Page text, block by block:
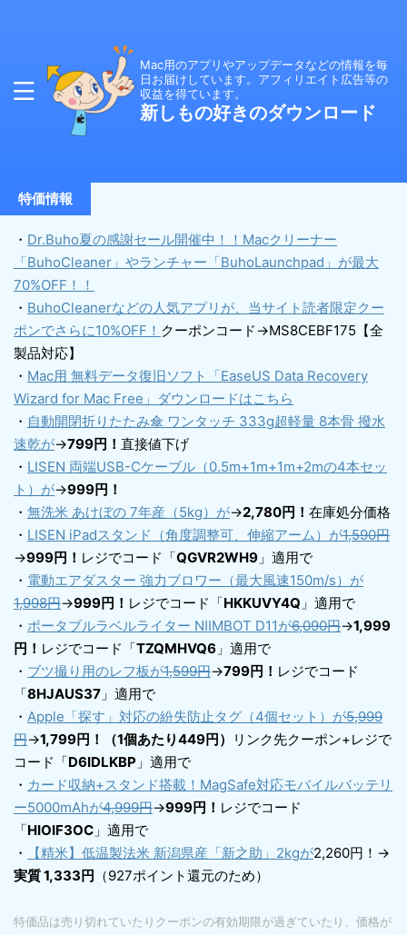
Mac用のアプリやアップデータなどの情報を毎
日お届けしています。アフィリエイト広告等の
収益を得ています。
新しもの好きのダウンロード
特価情報
・ Dr.Buho夏の感謝セール開催中！！Macクリーナー
「BuhoCleaner」やランチャー「BuhoLaunchpad」が最大
70%OFF！！
・ BuhoCleanerなどの人気アプリが、当サイト読者限定クー
ポンでさらに10%OFF！ クーポンコード→MS8CEBF175【全
製品対応】
・ Mac用 無料データ復旧ソフト「EaseUS Data Recovery
Wizard for Mac Free」ダウンロードはこちら
・ 自動開閉折りたたみ傘 ワンタッチ 333g超軽量 8本骨 撥水
速乾が→799円！ 直接値下げ
・ LISEN 両端USB-Cケーブル（0.5m+1m+1m+2mの4本セッ
ト）が→999円！
・ 無洗米 あけぼの 7年産（5kg）が→2,780円！ 在庫処分価格
・ LISEN iPadスタンド（角度調整可、伸縮アーム）が1,590円
→999円！ レジでコード「QGVR2WH9 」適用で
・ 電動エアダスター 強力ブロワー（最大風速150m/s）が
1,998円→999円！ レジでコード「HKKUVY4Q 」適用で
・ ポータブルラベルライター NIIMBOT D11が6,090円→1,999
円！ レジでコード「TZQMHVQ6 」適用で
・ ブツ撮り用のレフ板が1,599円→799円！ レジでコード
「8HJAUS37 」適用で
・ Apple「探す」対応の紛失防止タグ（4個セット）が5,999
円→1,799円！（1個あたり449円）
リンク先クーポン+レジで
コード「D6IDLKBP 」適用で
・ カード収納+スタンド搭載！MagSafe対応モバイルバッテリ
ー5000mAhが4,999円→999円！ レジでコード
「HIOIF3OC 」適用で
・
【精米】低温製法米 新潟県産「新之助」2kgが2,260円！→
実質 1,333円 （927ポイント還元のため）
特価品は売り切れていたりクーポンの有効期限が過ぎていたり、価格が